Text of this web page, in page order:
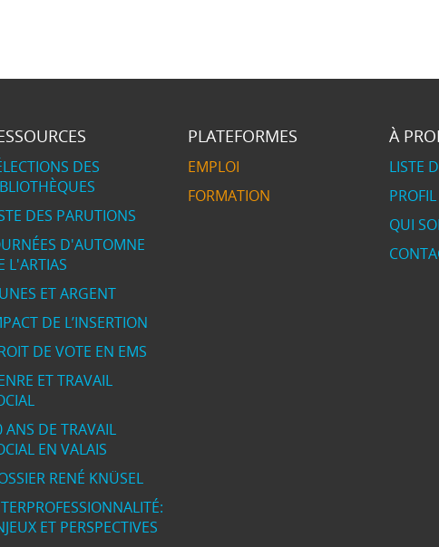
DES
DES PARUTIONS
D'AUTOMNE
L'ARTIAS
ET ARGENT
DE L’INSERTION
DE VOTE EN EMS
ET TRAVAIL
ANS DE TRAVAIL
EN VALAIS
RENÉ KNÜSEL
ET PERSPECTIVES
PLATEFORMES
EMPLOI
FORMATION
À
LISTE
QUI